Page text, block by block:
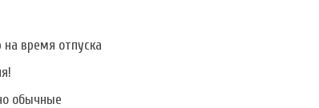
время отпуска
обычные